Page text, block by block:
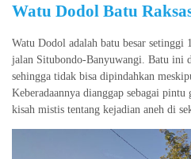
Watu Dodol Batu
Watu Dodol adalah batu besar setinggi
jalan Situbondo-Banyuwangi. Batu ini
sehingga tidak bisa dipindahkan
Keberadaannya dianggap sebagai
kisah mistis tentang kejadian aneh di